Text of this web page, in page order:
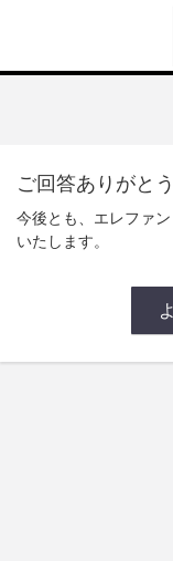
ご回答ありがと
今後とも、エレファ
いたします。